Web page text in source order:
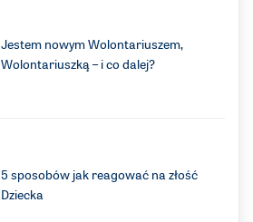
Jestem nowym Wolontariuszem,
Wolontariuszką – i co dalej?
5 sposobów jak reagować na złość
Dziecka